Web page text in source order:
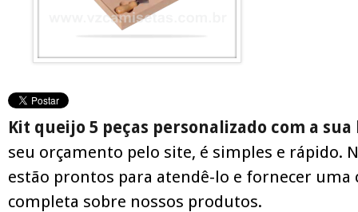
Kit queijo 5 peças personalizado com a
seu orçamento pelo site, é simples e rápido.
estão prontos para atendê-lo e fornecer
completa sobre nossos produtos.